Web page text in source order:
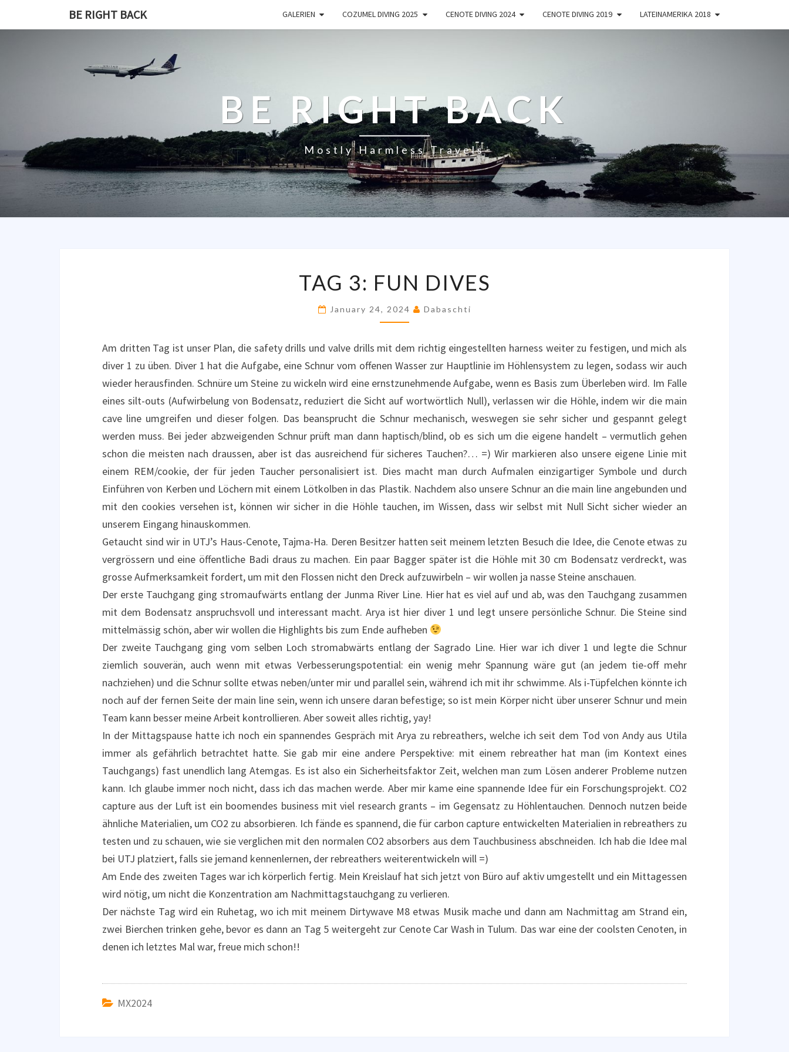
BE RIGHT BACK GALERIEN COZUMEL DIVING 2025 CENOTE DIVING 2024 CENOTE DIVING 2019 LATEINAMERIKA 2018
BE RIGHT BACK
Mostly Harmless Travels
DIVES
TAG 3: FUN DIVES
January 24, 2024 Dabaschti
Am dritten Tag ist unser Plan, die safety drills und valve drills mit dem richtig eingestellten harness weiter zu festigen, und mich als
diver 1 zu üben. Diver 1 hat die Aufgabe, eine Schnur vom offenen Wasser zur Hauptlinie im Höhlensystem zu legen, sodass wir auch
wieder herausfinden. Schnüre um Steine zu wickeln wird eine ernstzunehmende Aufgabe, wenn es Basis zum Überleben wird. Im Falle
eines silt-outs (Aufwirbelung von Bodensatz, reduziert die Sicht auf wortwörtlich Null), verlassen wir die Höhle, indem wir die main
cave line umgreifen und dieser folgen. Das beansprucht die Schnur mechanisch, weswegen sie sehr sicher und gespannt gelegt
werden muss. Bei jeder abzweigenden Schnur prüft man dann haptisch/blind, ob es sich um die eigene handelt – vermutlich gehen
schon die meisten nach draussen, aber ist das ausreichend für sicheres Tauchen?… =) Wir markieren also unsere eigene Linie mit
einem REM/cookie, der für jeden Taucher personalisiert ist. Dies macht man durch Aufmalen einzigartiger Symbole und durch
Einführen von Kerben und Löchern mit einem Lötkolben in das Plastik. Nachdem also unsere Schnur an die main line angebunden und
mit den cookies versehen ist, können wir sicher in die Höhle tauchen, im Wissen, dass wir selbst mit Null Sicht sicher wieder an
unserem Eingang hinauskommen.
Getaucht sind wir in UTJ’s Haus-Cenote, Tajma-Ha. Deren Besitzer hatten seit meinem letzten Besuch die Idee, die Cenote etwas zu
vergrössern und eine öffentliche Badi draus zu machen. Ein paar Bagger später ist die Höhle mit 30 cm Bodensatz verdreckt, was
grosse Aufmerksamkeit fordert, um mit den Flossen nicht den Dreck aufzuwirbeln – wir wollen ja nasse Steine anschauen.
Der erste Tauchgang ging stromaufwärts entlang der Junma River Line. Hier hat es viel auf und ab, was den Tauchgang zusammen
mit dem Bodensatz anspruchsvoll und interessant macht. Arya ist hier diver 1 und legt unsere persönliche Schnur. Die Steine sind
mittelmässig schön, aber wir wollen die Highlights bis zum Ende aufheben
Der zweite Tauchgang ging vom selben Loch stromabwärts entlang der Sagrado Line. Hier war ich diver 1 und legte die Schnur
ziemlich souverän, auch wenn mit etwas Verbesserungspotential: ein wenig mehr Spannung wäre gut (an jedem tie-off mehr
nachziehen) und die Schnur sollte etwas neben/unter mir und parallel sein, während ich mit ihr schwimme. Als i-Tüpfelchen könnte ich
noch auf der fernen Seite der main line sein, wenn ich unsere daran befestige; so ist mein Körper nicht über unserer Schnur und mein
Team kann besser meine Arbeit kontrollieren. Aber soweit alles richtig, yay!
In der Mittagspause hatte ich noch ein spannendes Gespräch mit Arya zu rebreathers, welche ich seit dem Tod von Andy aus Utila
immer als gefährlich betrachtet hatte. Sie gab mir eine andere Perspektive: mit einem rebreather hat man (im Kontext eines
Tauchgangs) fast unendlich lang Atemgas. Es ist also ein Sicherheitsfaktor Zeit, welchen man zum Lösen anderer Probleme nutzen
kann. Ich glaube immer noch nicht, dass ich das machen werde. Aber mir kame eine spannende Idee für ein Forschungsprojekt. CO2
capture aus der Luft ist ein boomendes business mit viel research grants – im Gegensatz zu Höhlentauchen. Dennoch nutzen beide
ähnliche Materialien, um CO2 zu absorbieren. Ich fände es spannend, die für carbon capture entwickelten Materialien in rebreathers zu
testen und zu schauen, wie sie verglichen mit den normalen CO2 absorbers aus dem Tauchbusiness abschneiden. Ich hab die Idee mal
bei UTJ platziert, falls sie jemand kennenlernen, der rebreathers weiterentwickeln will =)
Am Ende des zweiten Tages war ich körperlich fertig. Mein Kreislauf hat sich jetzt von Büro auf aktiv umgestellt und ein Mittagessen
wird nötig, um nicht die Konzentration am Nachmittagstauchgang zu verlieren.
Der nächste Tag wird ein Ruhetag, wo ich mit meinem Dirtywave M8 etwas Musik mache und dann am Nachmittag am Strand ein,
zwei Bierchen trinken gehe, bevor es dann an Tag 5 weitergeht zur Cenote Car Wash in Tulum. Das war eine der coolsten Cenoten, in
denen ich letztes Mal war, freue mich schon!!
MX2024